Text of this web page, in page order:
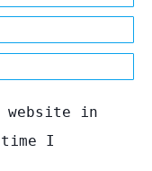
website in
I